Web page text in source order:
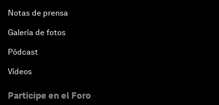
Notas de prensa
Galería de fotos
Pódcast
Vídeos
Participe en el Foro